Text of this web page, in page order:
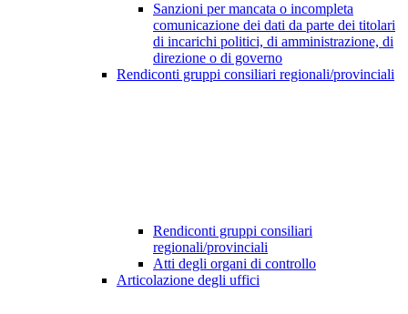
Sanzioni per mancata o incompleta
comunicazione dei dati da parte dei titolari
di incarichi politici, di amministrazione, di
direzione o di governo
Rendiconti gruppi consiliari regionali/provinciali
Rendiconti gruppi consiliari
regionali/provinciali
Atti degli organi di controllo
Articolazione degli uffici